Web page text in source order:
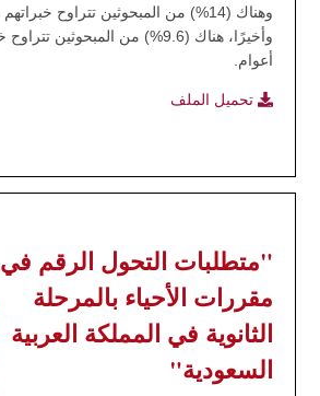
أعوام.
تحميل الملف
"متطلبات التحول الرقم في
مقررات الأحياء بالمرحلة
الثانوية في المملكة العربية
السعودية"